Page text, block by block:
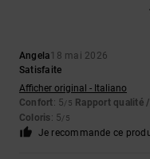
Angela18 mai 2026
Satisfaite
Afficher original - Italiano
Confort: 5/5 Rapport qualité
Coloris: 5/5
Je recommande ce